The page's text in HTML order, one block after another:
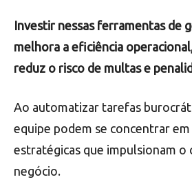
Investir nessas ferramentas de
melhora a eficiência
reduz o risco de multas e
Ao automatizar tarefas
equipe podem se concentrar
estratégicas que impulsionam o
negócio.